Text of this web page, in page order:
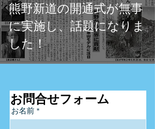
熊野新道の開通式が無事
に実施し、話題になりま
した！
お問合せフォーム
お名前